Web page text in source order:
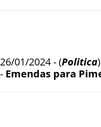
26/01/2024 - (Politica
- Emendas para